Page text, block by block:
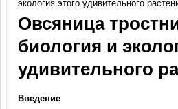
экология этого удивительного
Овсяница
биология и
удивительного
Введение